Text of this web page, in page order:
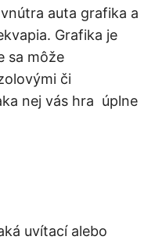
auta grafika a
Grafika je
sa môže
či
nej vás hra úplne
uvítací alebo